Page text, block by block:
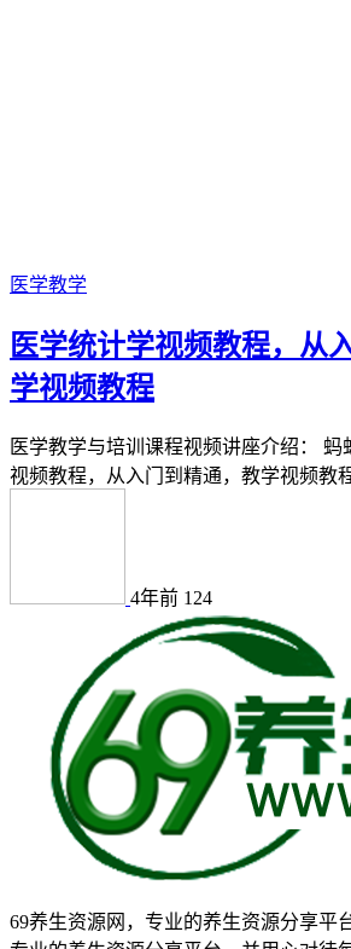
医学教学
医学统计学视频教程，从
学视频教程
医学教学与培训课程视频讲座介绍：
视频教程，从入门到精通，教学视频教
4年前 124
69养生资源网，专业的养生资源分享平